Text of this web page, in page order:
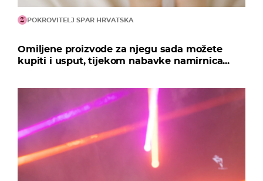
POKROVITELJ SPAR HRVATSKA
Omiljene proizvode za njegu sada možete
kupiti i usput, tijekom nabavke namirnica...